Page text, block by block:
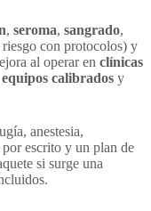
, seroma, sangrado,
con protocolos) y
al operar en clínicas
equipos calibrados y
anestesia,
por escrito y un plan de
si surge una